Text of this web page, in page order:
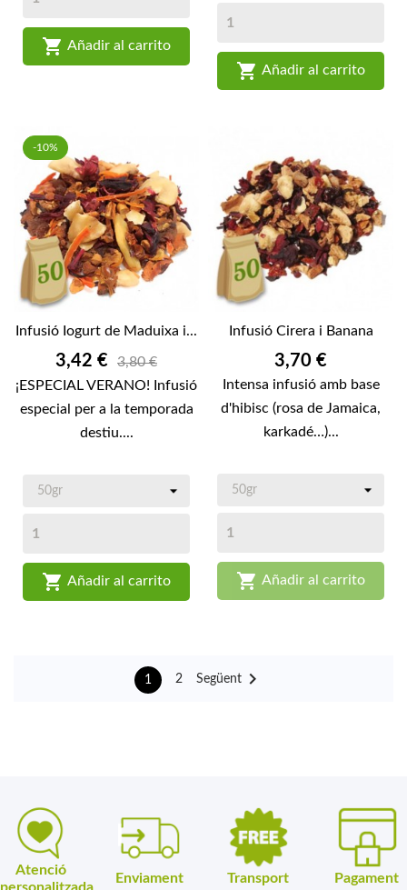
 Añadir al carrito
 Añadir al carrito
Infusió Iogurt de Maduixa i...
Preu
3,42 €
3,80 €
¡ESPECIAL VERANO! Infusió
especial per a la temporada
destiu....
 Añadir al carrito
-10%
Infusió Cirera i Banana
Preu
3,70 €
Intensa infusió amb base
d'hibisc (rosa de Jamaica,
karkadé…)...
 Añadir al carrito
1 2 Següent
Atenció
Enviament
Transport
Pagament